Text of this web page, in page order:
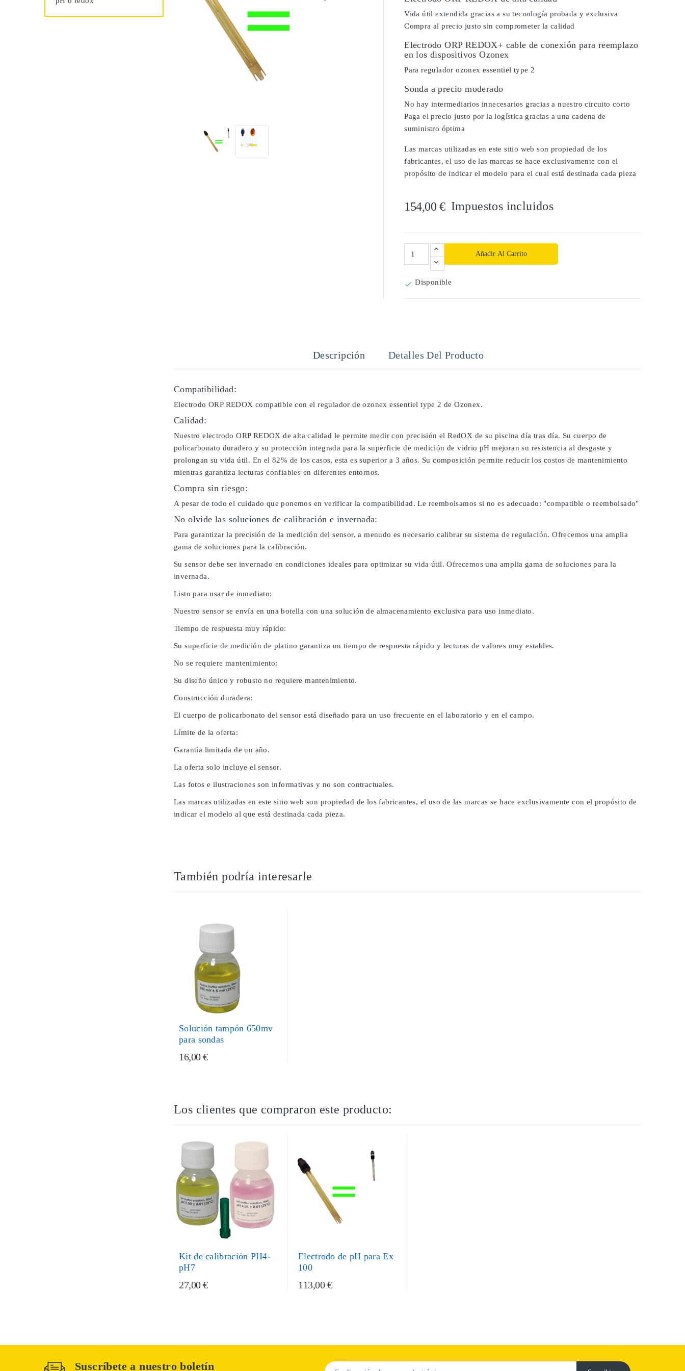
Vida útil extendida gracias a su tecnología probada y exclusiva
Compra al precio justo sin comprometer la calidad
Electrodo ORP REDOX+ cable de conexión para reemplazo
en los dispositivos Ozonex
Para regulador ozonex essentiel type 2
Sonda a precio moderado
No hay intermediarios innecesarios gracias a nuestro circuito corto
Paga el precio justo por la logística gracias a una cadena de
suministro óptima
Las marcas utilizadas en este sitio web son propiedad de los
fabricantes, el uso de las marcas se hace exclusivamente con el
propósito de indicar el modelo para el cual está destinada cada pieza
154,00 € Impuestos incluidos
Añadir Al Carrito
 Disponible
Descripción Detalles Del Producto
Compatibilidad:
Electrodo ORP REDOX compatible con el regulador de ozonex essentiel type 2 de Ozonex.
Calidad:
Nuestro electrodo ORP REDOX de alta calidad le permite medir con precisión el RedOX de su piscina día tras día. Su cuerpo de
policarbonato duradero y su protección integrada para la superficie de medición de vidrio pH mejoran su resistencia al desgaste y
prolongan su vida útil. En el 82% de los casos, esta es superior a 3 años. Su composición permite reducir los costos de mantenimiento
mientras garantiza lecturas confiables en diferentes entornos.
Compra sin riesgo:
A pesar de todo el cuidado que ponemos en verificar la compatibilidad. Le reembolsamos si no es adecuado: "compatible o reembolsado"
No olvide las soluciones de calibración e invernada:
Para garantizar la precisión de la medición del sensor, a menudo es necesario calibrar su sistema de regulación. Ofrecemos una amplia
gama de soluciones para la calibración.
Su sensor debe ser invernado en condiciones ideales para optimizar su vida útil. Ofrecemos una amplia gama de soluciones para la
invernada.
Listo para usar de inmediato:
Nuestro sensor se envía en una botella con una solución de almacenamiento exclusiva para uso inmediato.
Tiempo de respuesta muy rápido:
Su superficie de medición de platino garantiza un tiempo de respuesta rápido y lecturas de valores muy estables.
No se requiere mantenimiento:
Su diseño único y robusto no requiere mantenimiento.
Construcción duradera:
El cuerpo de policarbonato del sensor está diseñado para un uso frecuente en el laboratorio y en el campo.
Límite de la oferta:
Garantía limitada de un año.
La oferta solo incluye el sensor.
Las fotos e ilustraciones son informativas y no son contractuales.
Las marcas utilizadas en este sitio web son propiedad de los fabricantes, el uso de las marcas se hace exclusivamente con el propósito de
indicar el modelo al que está destinada cada pieza.
También podría interesarle
Solución tampón 650mv
para sondas
16,00 €
Los clientes que compraron este producto:
Kit de calibración PH4-
pH7
27,00 €
Electrodo de pH para Ex
100
113,00 €
Suscríbete a nuestro boletín